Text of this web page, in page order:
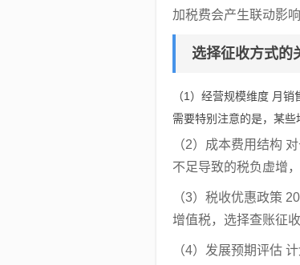
加税费会产生联动影响
选择征收方式的
（1）经营规模维度 月
需要特别注意的是，某
（2）成本费用结构
不足导致的税负虚增
（3）税收优惠政策
增值税，选择查账征
（4）发展预期评估